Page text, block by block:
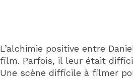
L’alchimie positive entre
film. Parfois, il leur était
Une scène difficile à filmer